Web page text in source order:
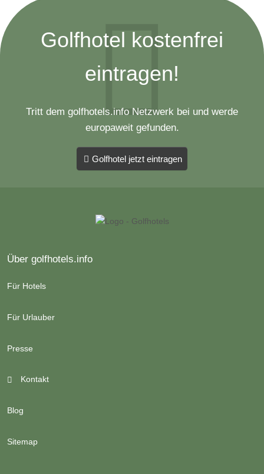
Golfhotel kostenfrei
eintragen!
Tritt dem golfhotels.info Netzwerk bei und werde
europaweit gefunden.
Golfhotel jetzt eintragen
Über golfhotels.info
Für Hotels
Für Urlauber
Presse
Kontakt
Blog
Sitemap